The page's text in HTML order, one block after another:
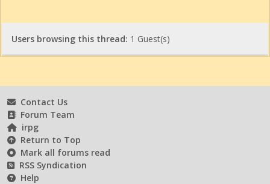
Users browsing this thread: 1 Guest(s)
Contact Us
Forum Team
irpg
Return to Top
Mark all forums read
RSS Syndication
Help